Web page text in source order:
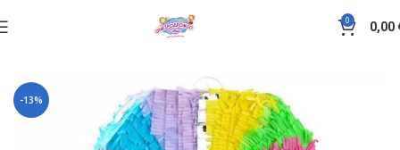
0 0,00
-13%